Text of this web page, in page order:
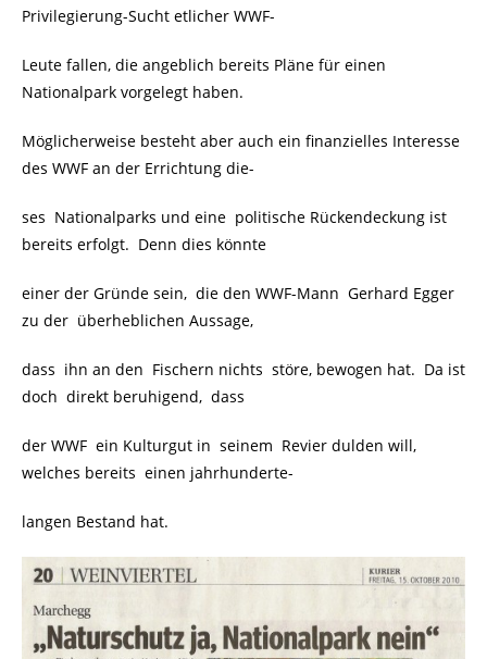
Privilegierung-Sucht etlicher WWF-
Leute fallen, die angeblich bereits Pläne für einen
Nationalpark vorgelegt haben.
Möglicherweise besteht aber auch ein finanzielles Interesse
des WWF an der Errichtung die-
ses Nationalparks und eine politische Rückendeckung ist
bereits erfolgt. Denn dies könnte
einer der Gründe sein, die den WWF-Mann Gerhard Egger
zu der überheblichen Aussage,
dass ihn an den Fischern nichts störe, bewogen hat. Da ist
doch direkt beruhigend, dass
der WWF ein Kulturgut in seinem Revier dulden will,
welches bereits einen jahrhunderte-
langen Bestand hat.